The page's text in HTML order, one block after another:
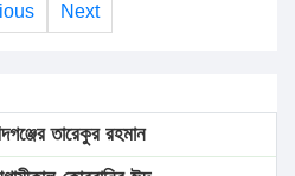
Next
তারেকুর রহমান